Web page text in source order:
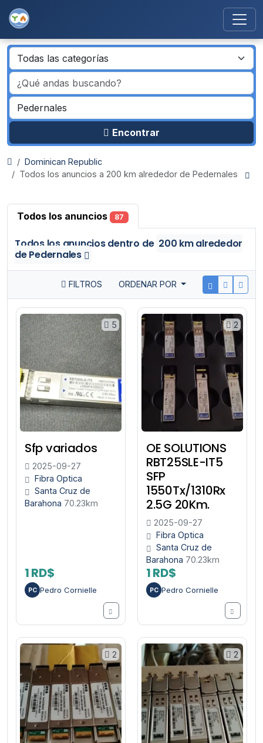
Encontrar
Dominican Republic
Todos los anuncios a 200 km alrededor de Pedernales
Todos los anuncios 87
Todos los anunciosdentro de 200 km alrededor
de Pedernales
FILTROS ORDENAR POR
5
Sfp variados
2025-09-27
Fibra Optica
Santa Cruz de
Barahona 70.23km
1 RD$
PC Pedro Cornielle
2
OE SOLUTIONS
RBT25SLE-IT5
SFP
1550Tx/1310Rx
2.5G 20Km.
2025-09-27
Fibra Optica
Santa Cruz de
Barahona 70.23km
1 RD$
PC Pedro Cornielle
2 2